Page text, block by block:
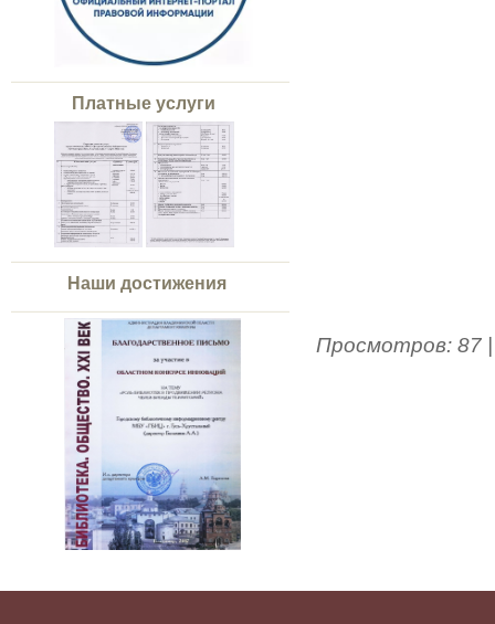
Платные услуги
Наши достижения
Просмотров: 87